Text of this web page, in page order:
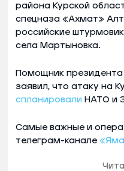
района Курской
спецназа «Ахмат»
российские
села Мартыновка.
Помощник
заявил, что атаку на
спланировали НАТО и
Самые важные и
телеграм-канале